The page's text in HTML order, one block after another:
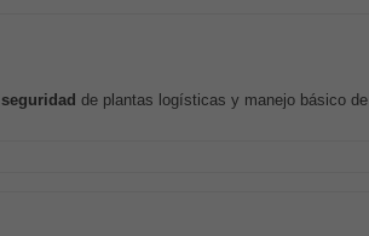
seguridad de plantas logísticas y manejo básico de